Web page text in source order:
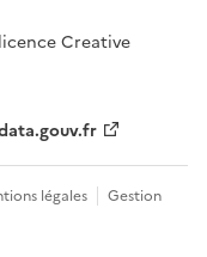
Creative
légales
Gestion